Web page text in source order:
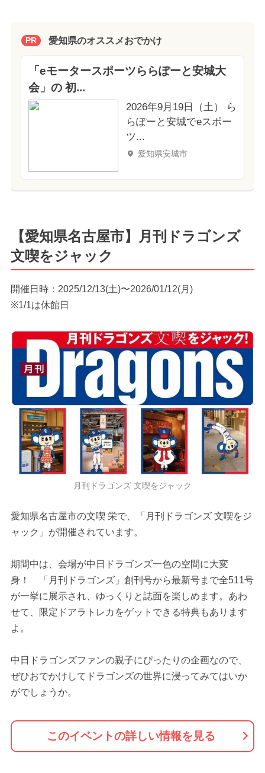
PR 愛知県のオススメおでかけ
「eモータースポーツららぽーと安城大
会」の 初...
2026年9月19日（土） ら
らぽーと安城でeスポー
ツ...
愛知県安城市
【愛知県名古屋市】月刊ドラゴンズ
文喫をジャック
開催日時：2025/12/13(土)〜2026/01/12(月)
※1/1は休館日
月刊ドラゴンズ 文喫をジャック
愛知県名古屋市の文喫 栄で、「月刊ドラゴンズ 文喫をジ
ャック」が開催されています。
期間中は、会場が中日ドラゴンズ一色の空間に大変
身！ 「月刊ドラゴンズ」創刊号から最新号まで全511号
が一挙に展示され、ゆっくりと誌面を楽しめます。あわ
せて、限定ドアラトレカをゲットできる特典もあります
よ。
中日ドラゴンズファンの親子にぴったりの企画なので、
ぜひおでかけしてドラゴンズの世界に浸ってみてはいか
がでしょうか。
このイベントの詳しい情報を見る